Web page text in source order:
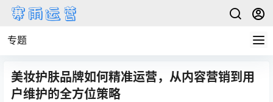
专题
美妆护肤品牌如何精准运营，从内容营销到用
户维护的全方位策略